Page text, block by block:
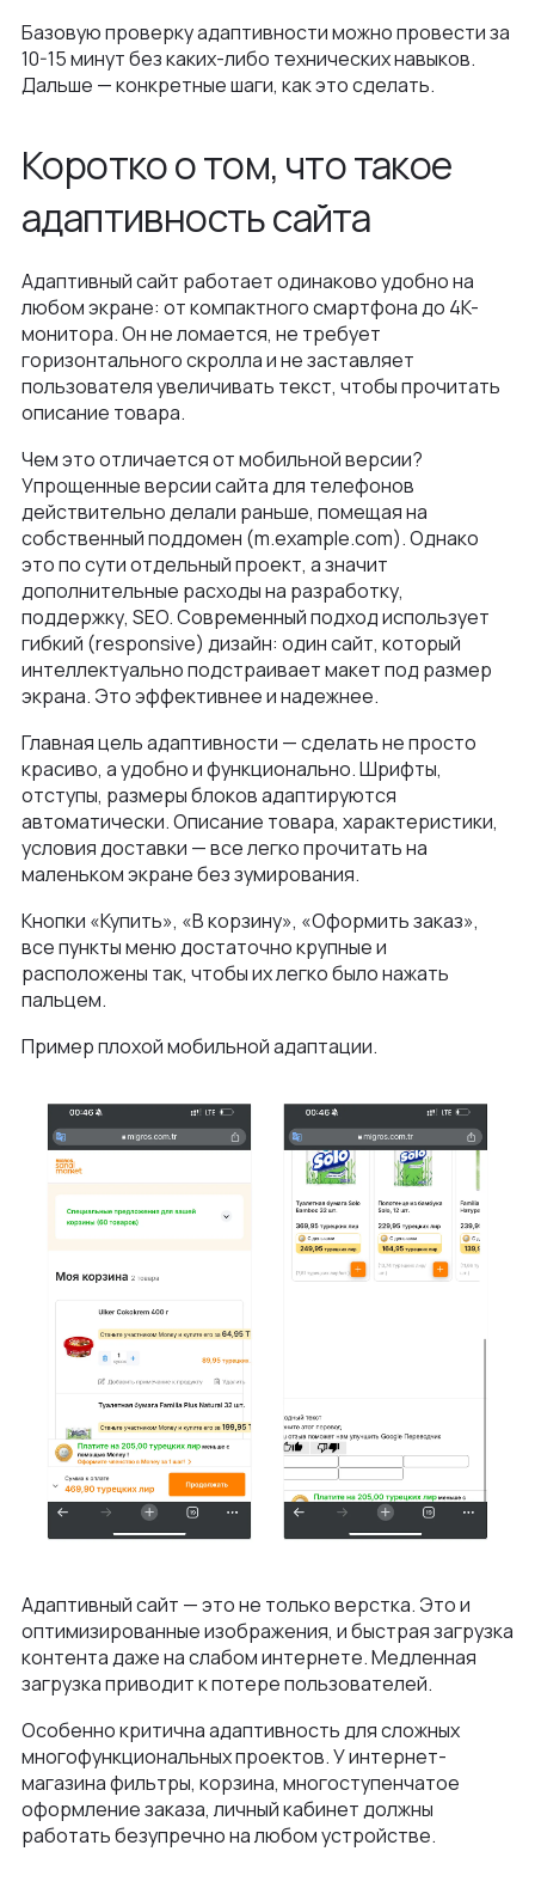
Базовую проверку адаптивности можно провести за
10-15 минут без каких-либо технических навыков.
Дальше — конкретные шаги, как это сделать.
Коротко о том, что такое
адаптивность сайта
Адаптивный сайт работает одинаково удобно на
любом экране: от компактного смартфона до 4K-
монитора. Он не ломается, не требует
горизонтального скролла и не заставляет
пользователя увеличивать текст, чтобы прочитать
описание товара.
Чем это отличается от мобильной версии?
Упрощенные версии сайта для телефонов
действительно делали раньше, помещая на
собственный поддомен (m.example.com). Однако
это по сути отдельный проект, а значит
дополнительные расходы на разработку,
поддержку, SEO. Современный подход использует
гибкий (responsive) дизайн: один сайт, который
интеллектуально подстраивает макет под размер
экрана. Это эффективнее и надежнее.
Главная цель адаптивности — сделать не просто
красиво, а удобно и функционально. Шрифты,
отступы, размеры блоков адаптируются
автоматически. Описание товара, характеристики,
условия доставки — все легко прочитать на
маленьком экране без зумирования.
Кнопки «Купить», «В корзину», «Оформить заказ»,
все пункты меню достаточно крупные и
расположены так, чтобы их легко было нажать
пальцем.
Пример плохой мобильной адаптации.
Адаптивный сайт — это не только верстка. Это и
оптимизированные изображения, и быстрая загрузка
контента даже на слабом интернете. Медленная
загрузка приводит к потере пользователей.
Особенно критична адаптивность для сложных
многофункциональных проектов. У интернет-
магазина фильтры, корзина, многоступенчатое
оформление заказа, личный кабинет должны
работать безупречно на любом устройстве.